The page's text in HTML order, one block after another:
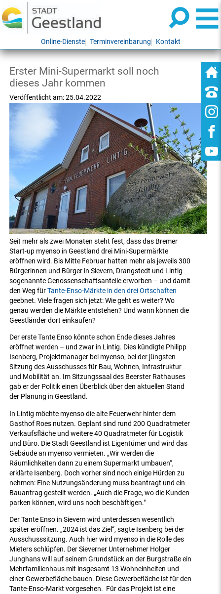
Online-Dienste Terminvereinbarung Kontakt
Erster Mini-Supermarkt soll noch
dieses Jahr kommen
Veröffentlicht am:25.04.2022
Seit mehr als zwei Monaten steht fest, dass das Bremer
Start-up myenso in Geestland drei Mini-Supermärkte
eröffnen wird. Bis Mitte Februar hatten mehr als jeweils 300
Bürgerinnen und Bürger in Sievern, Drangstedt und Lintig
sogenannte Genossenschaftsanteile erworben – und damit
den Weg fürTante-Enso-Märkte in den drei Ortschaften
geebnet. Viele fragen sich jetzt: Wie geht es weiter? Wo
genau werden die Märkte entstehen? Und wann können die
Geestländer dort einkaufen?
Der erste Tante Enso könnte schon Ende dieses Jahres
eröffnet werden – und zwar in Lintig. Dies kündigte Philipp
Isenberg, Projektmanager bei myenso, bei der jüngsten
Sitzung des Ausschusses für Bau, Wohnen, Infrastruktur
und Mobilität an. Im Sitzungssaal des Beerster Rathauses
gab er der Politik einen Überblick über den aktuellen Stand
der Planung in Geestland.
In Lintig möchte myenso die alte Feuerwehr hinter dem
Gasthof Roes nutzen. Geplant sind rund 200 Quadratmeter
Verkaufsfläche und weitere 40 Quadratmeter für Logistik
und Büro. Die Stadt Geestland ist Eigentümer und wird das
Gebäude an myenso vermieten. „Wir werden die
Räumlichkeiten dann zu einem Supermarkt umbauen“,
erklärte Isenberg. Doch vorher sind noch einige Hürden zu
nehmen: Eine Nutzungsänderung muss beantragt und ein
Bauantrag gestellt werden. „Auch die Frage, wo die Kunden
parken können, wird uns noch beschäftigen."
Der Tante Enso in Sievern wird unterdessen wesentlich
später eröffnen. „2024 ist das Ziel“, sagte Isenberg bei der
Ausschusssitzung. Auch hier wird myenso in die Rolle des
Mieters schlüpfen. Der Sieverner Unternehmer Holger
Junghans will auf seinem Grundstück an der Burgstraße ein
Mehrfamilienhaus mit insgesamt 13 Wohneinheiten und
einer Gewerbefläche bauen. Diese Gewerbefläche ist für den
Tante-Enso-Markt vorgesehen. Für das Projekt ist eine